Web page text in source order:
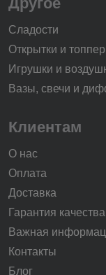
Сладости
Открытки и
Игрушки и
Вазы, свечи и
Клиентам
О нас
Оплата
Доставка
Гарантия качества
Важная
Контакты
Блог